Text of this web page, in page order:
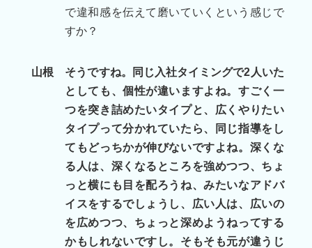
で違和感を伝えて磨いていくという感じで
すか？
山根
そうですね。同じ入社タイミングで2人いた
としても、個性が違いますよね。すごく一
つを突き詰めたいタイプと、広くやりたい
タイプって分かれていたら、同じ指導をし
てもどっちかが伸びないですよね。深くな
る人は、深くなるところを強めつつ、ちょ
っと横にも目を配ろうね、みたいなアドバ
イスをするでしょうし、広い人は、広いの
を広めつつ、ちょっと深めようねってする
かもしれないですし。そもそも元が違うじ